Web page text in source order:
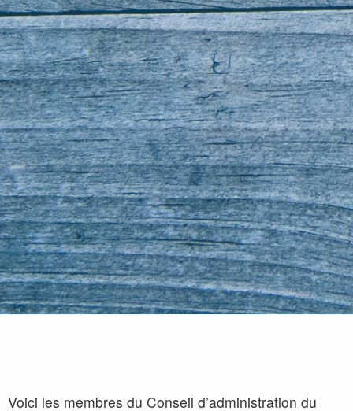
Voici les membres du Conseil d’administration du